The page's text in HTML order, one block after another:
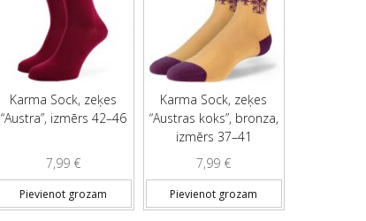
Karma Sock, zeķes
“Austra”, izmērs 42–46
7,99 €
Pievienot grozam
Karma Sock, zeķes
“Austras koks”, bronza,
izmērs 37–41
7,99 €
Pievienot grozam